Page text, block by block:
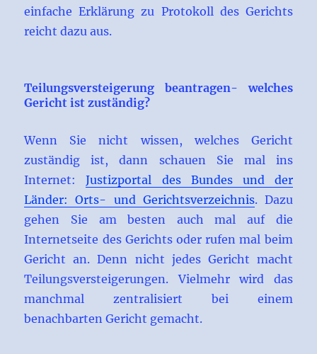
einfache Erklärung zu Protokoll des Gerichts
reicht dazu aus.
Teilungsversteigerung beantragen- welches
Gericht ist zuständig?
Wenn Sie nicht wissen, welches Gericht
zuständig ist, dann schauen Sie mal ins
Internet:Justizportal des Bundes und der
Länder: Orts- und Gerichtsverzeichnis. Dazu
gehen Sie am besten auch mal auf die
Internetseite des Gerichts oder rufen mal beim
Gericht an. Denn nicht jedes Gericht macht
Teilungsversteigerungen. Vielmehr wird das
manchmal zentralisiert bei einem
benachbarten Gericht gemacht.